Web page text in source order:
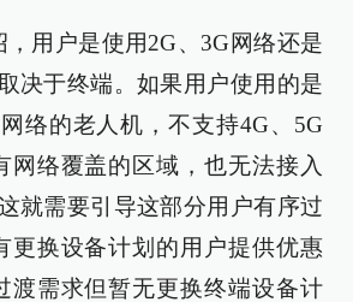
用户是使用2G、3G网络还是
决于终端。如果用户使用的是
络的老人机，不支持4G、5G
网络覆盖的区域，也无法接入
就需要引导这部分用户有序过
更换设备计划的用户提供优惠
渡需求但暂无更换终端设备计